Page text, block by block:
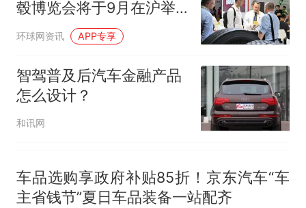
毂博览会将于9月在沪举
办
环球网资讯 APP专享
智驾普及后汽车金融产品
怎么设计？
和讯网
车品选购享政府补贴85折！京东汽车“车
主省钱节”夏日车品装备一站配齐